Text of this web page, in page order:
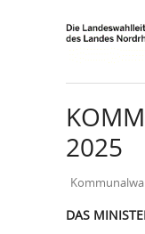
2025
DAS